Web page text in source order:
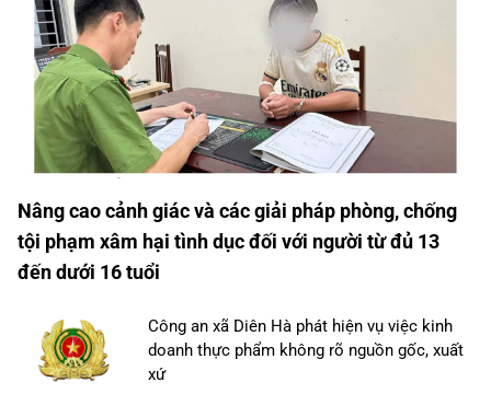
Nâng cao cảnh giác và các giải pháp phòng, chống
tội phạm xâm hại tình dục đối với người từ đủ 13
đến dưới 16 tuổi
Công an xã Diên Hà phát hiện vụ việc kinh
doanh thực phẩm không rõ nguồn gốc, xuất
xứ